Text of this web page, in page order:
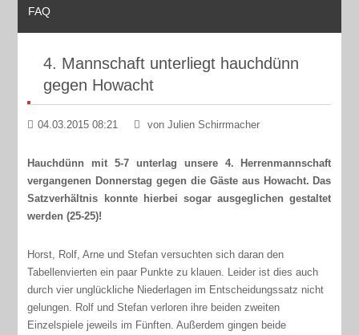
FAQ
4. Mannschaft unterliegt hauchdünn
gegen Howacht
04.03.2015 08:21 von Julien Schirrmacher
Hauchdünn mit 5-7 unterlag unsere 4. Herrenmannschaft
vergangenen Donnerstag gegen die Gäste aus Howacht. Das
Satzverhältnis konnte hierbei sogar ausgeglichen gestaltet
werden (25-25)!
Horst, Rolf, Arne und Stefan versuchten sich daran den
Tabellenvierten ein paar Punkte zu klauen. Leider ist dies auch
durch vier unglückliche Niederlagen im Entscheidungssatz nicht
gelungen. Rolf und Stefan verloren ihre beiden zweiten
Einzelspiele jeweils im Fünften. Außerdem gingen beide